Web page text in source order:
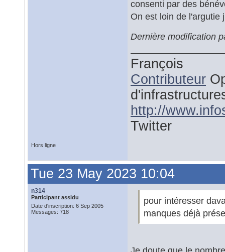
consenti par des
On est loin de l'argutie
Dernière modification
François
Contributeur
http://
Twitter
Hors ligne
Tue 23 May 2023 10:04
n314
Participant assidu
Date d'inscription: 6 Sep 2005
Messages: 718
pour intéresser
manques déjà